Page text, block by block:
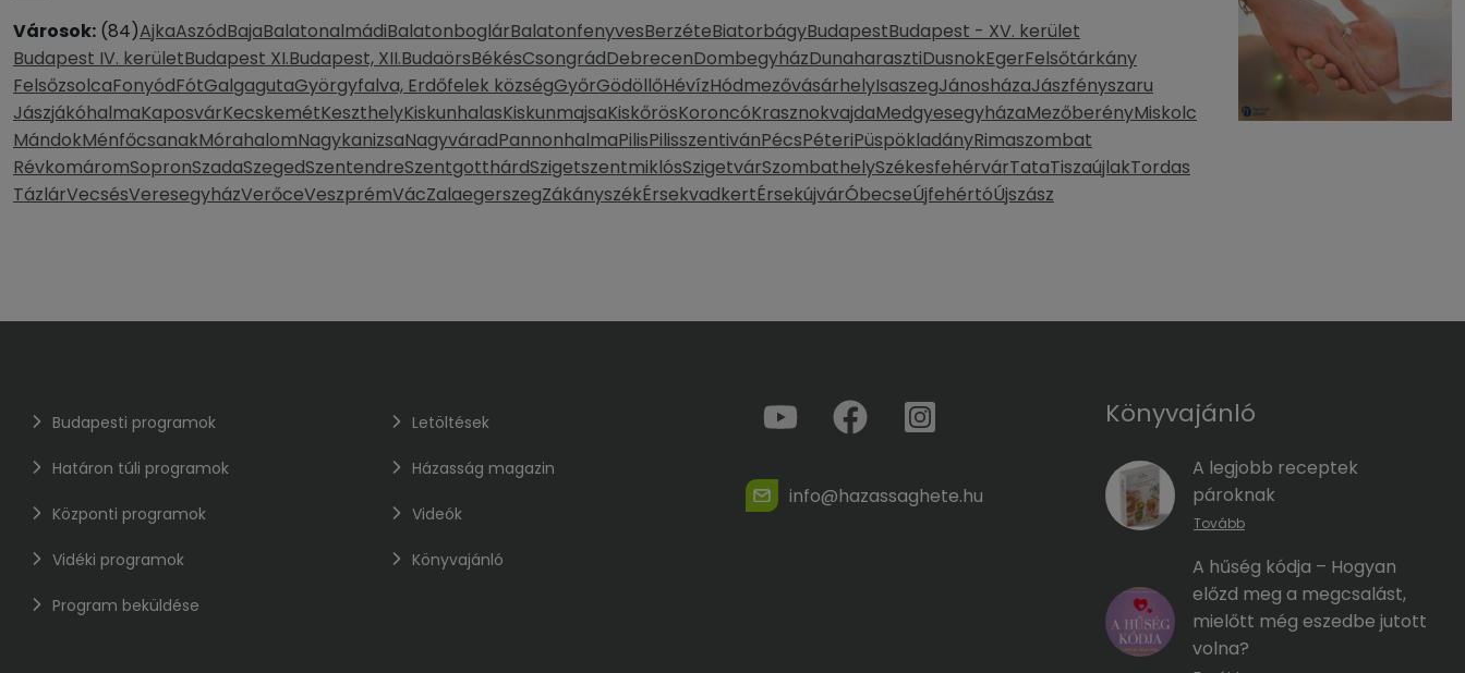
Városok: (84)AjkaAszódBajaBalatonalmádiBalatonboglárBalatonfenyvesBerzéteBiatorbágyBudapestBudapest - XV. kerület
Budapest IV. kerületBudapest XI.Budapest, XII.BudaörsBékésCsongrádDebrecenDombegyházDunaharasztiDusnokEgerFelsőtárkány
FelsőzsolcaFonyódFótGalgagutaGyörgyfalva, Erdőfelek községGyőrGödöllőHévízHódmezővásárhelyIsaszegJánosházaJászfényszaru
JászjákóhalmaKaposvárKecskemétKeszthelyKiskunhalasKiskunmajsaKiskőrösKoroncóKrasznokvajdaMedgyesegyházaMezőberényMiskolc
MándokMénfőcsanakMórahalomNagykanizsaNagyváradPannonhalmaPilisPilisszentivánPécsPéteriPüspökladányRimaszombat
RévkomáromSopronSzadaSzegedSzentendreSzentgotthárdSzigetszentmiklósSzigetvárSzombathelySzékesfehérvárTataTiszaújlakTordas
TázlárVecsésVeresegyházVerőceVeszprémVácZalaegerszegZákányszékÉrsekvadkertÉrsekújvárÓbecseÚjfehértóÚjszász
Budapesti programok
Határon túli programok
Központi programok
Vidéki programok
Program beküldése
Letöltések
Házasság magazin
Videók
Könyvajánló
info@hazassaghete.hu
Könyvajánló
A legjobb receptek
pároknak
Tovább
A hűség kódja – Hogyan
előzd meg a megcsalást,
mielőtt még eszedbe jutott
volna?